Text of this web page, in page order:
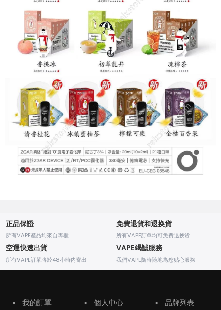
正品保證
所有VAPE產品均來自專櫃
免費退貨和退换貨
所有VAPE訂單均可免费退换货
空運快速出貨
所有VAPE訂單將於48小時内寄出
VAPE竭誠服務
我們VAPE随時随地為您贴心服務
▪ 我的訂單 ▪ 個人中心 ▪ 品牌列表